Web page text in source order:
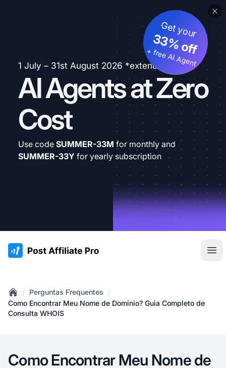
1 July – 31st August 2026 *extended
AI Agents at Zero
Cost
Get your
33% off
+ free AI Agent
Use code SUMMER-33M for monthly and
SUMMER-33Y for yearly subscription
:site.title
Home
/ Perguntas Frequentes /
Como Encontrar Meu Nome de Domínio? Guia Completo de
Consulta WHOIS
Como Encontrar Meu Nome de